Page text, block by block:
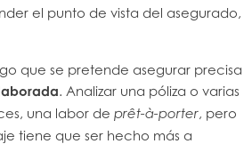
el punto de vista del asegurado,
que se pretende asegurar precisa
. Analizar una póliza o varias
una labor de prêt-à-porter, pero
tiene que ser hecho más a